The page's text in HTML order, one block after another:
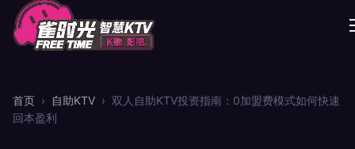
首页 › 自助KTV › 双人自助KTV投资指南：0加盟费模式如何快速
回本盈利